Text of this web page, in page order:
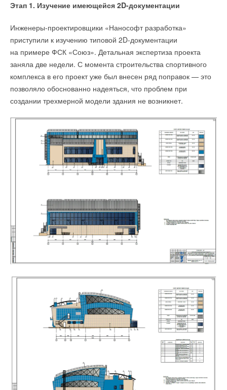
Этап 1. Изучение имеющейся 2D-документации
Инженеры-проектировщики «Нанософт разработка»
приступили к изучению типовой 2D-документации
на примере ФСК «Союз». Детальная экспертиза проекта
заняла две недели. С момента строительства спортивного
комплекса в его проект уже был внесен ряд поправок — это
позволяло обоснованно надеяться, что проблем при
создании трехмерной модели здания не возникнет.